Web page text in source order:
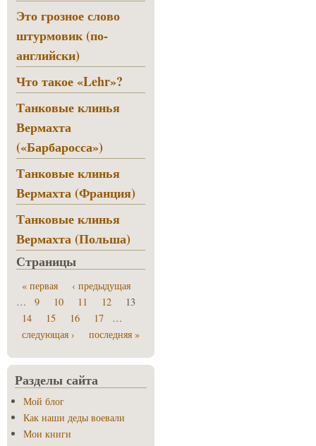
Это грозное слово
штурмовик (по-
английски)
Что такое «Lehr»?
Танковые клинья
Вермахта
(«Барбаросса»)
Танковые клинья
Вермахта (Франция)
Танковые клинья
Вермахта (Польша)
Страницы
« первая
‹ предыдущая
…
9 10 11 12
13
14
15 16 17
…
следующая ›
последняя »
Разделы сайта
Мой блог
Как наши деды воевали
Мои книги